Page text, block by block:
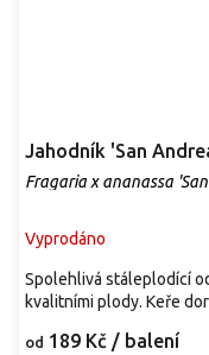
Jahodník 'San
Fragaria x ananassa
Vyprodáno
od 189 Kč / balení
Spolehlivá stáleplodící
kvalitními plody. Keře